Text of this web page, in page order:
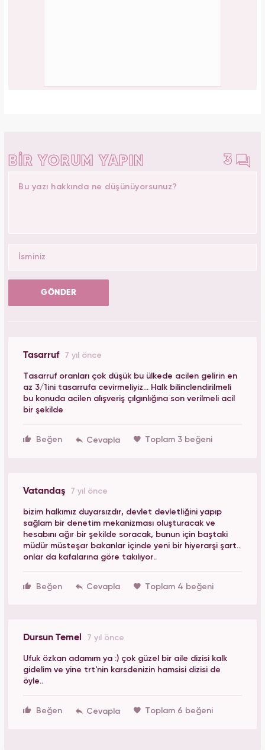
BİR YORUM YAPIN 3
GÖNDER
Tasarruf 7 yıl önce
Tasarruf oranları çok düşük bu ülkede acilen gelirin en
az 3/1ini tasarrufa cevirmeliyiz... Halk bilinclendirilmeli
bu konuda acilen alışveriş çılgınlığına son verilmeli acil
bir şekilde
Beğen Toplam 3 beğeni
Vatandaş 7 yıl önce
bizim halkımız duyarsızdır, devlet devletliğini yapıp
sağlam bir denetim mekanizması oluşturacak ve
hesabını ağır bir şekilde soracak, bunun için baştaki
müdür müsteşar bakanlar içinde yeni bir hiyerarşi şart..
onlar da kafalarına göre takılıyor..
Beğen Toplam 4 beğeni
Dursun Temel 7 yıl önce
Ufuk özkan adamım ya :) çok güzel bir aile dizisi kalk
gidelim ve yine trt'nin karsdenizin hamsisi dizisi de
öyle..
Beğen Toplam 6 beğeni